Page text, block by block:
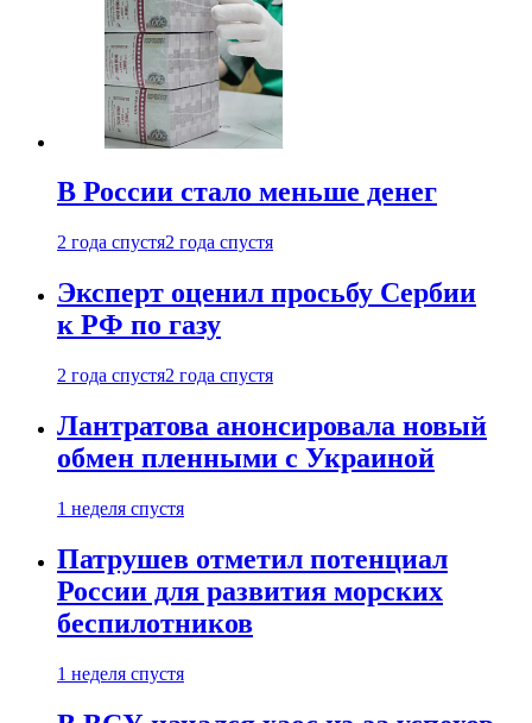
В России стало меньше денег
2 года спустя2 года спустя
Эксперт оценил просьбу Сербии
к РФ по газу
2 года спустя2 года спустя
Лантратова анонсировала новый
обмен пленными с Украиной
1 неделя спустя
Патрушев отметил потенциал
России для развития морских
беспилотников
1 неделя спустя